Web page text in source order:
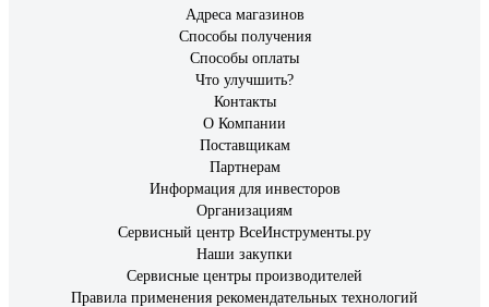
Адреса магазинов
Способы получения
Способы оплаты
Что улучшить?
Контакты
О Компании
Поставщикам
Партнерам
Информация для инвесторов
Организациям
Сервисный центр ВсеИнструменты.ру
Наши закупки
Сервисные центры производителей
Правила применения рекомендательных технологий